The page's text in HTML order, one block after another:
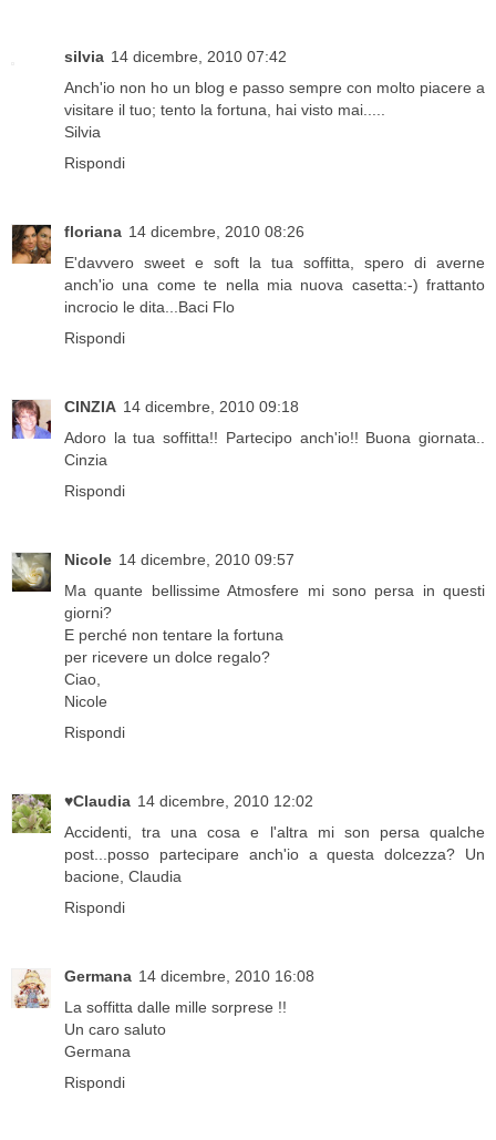
silvia 14 dicembre, 2010 07:42
Anch'io non ho un blog e passo sempre con molto piacere a
visitare il tuo; tento la fortuna, hai visto mai.....
Silvia
Rispondi
floriana 14 dicembre, 2010 08:26
E'davvero sweet e soft la tua soffitta, spero di averne
anch'io una come te nella mia nuova casetta:-) frattanto
incrocio le dita...Baci Flo
Rispondi
CINZIA 14 dicembre, 2010 09:18
Adoro la tua soffitta!! Partecipo anch'io!! Buona giornata..
Cinzia
Rispondi
Nicole 14 dicembre, 2010 09:57
Ma quante bellissime Atmosfere mi sono persa in questi
giorni?
E perché non tentare la fortuna
per ricevere un dolce regalo?
Ciao,
Nicole
Rispondi
♥Claudia 14 dicembre, 2010 12:02
Accidenti, tra una cosa e l'altra mi son persa qualche
post...posso partecipare anch'io a questa dolcezza? Un
bacione, Claudia
Rispondi
Germana 14 dicembre, 2010 16:08
La soffitta dalle mille sorprese !!
Un caro saluto
Germana
Rispondi